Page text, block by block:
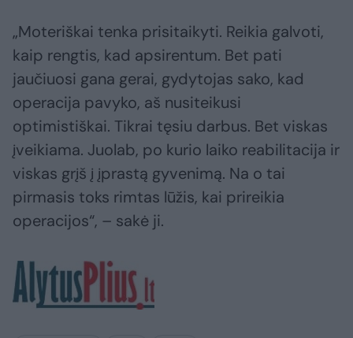
„Moteriškai tenka prisitaikyti. Reikia galvoti,
kaip rengtis, kad apsirentum. Bet pati
jaučiuosi gana gerai, gydytojas sako, kad
operacija pavyko, aš nusiteikusi
optimistiškai. Tikrai tęsiu darbus. Bet viskas
įveikiama. Juolab, po kurio laiko reabilitacija ir
viskas grįš į įprastą gyvenimą. Na o tai
pirmasis toks rimtas lūžis, kai prireikia
operacijos“, – sakė ji.